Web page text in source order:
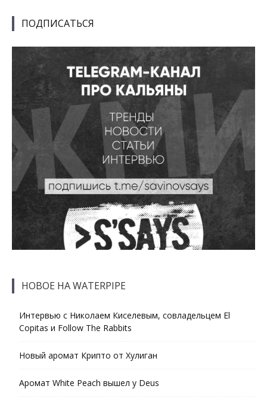
ПОДПИСАТЬСЯ
НОВОЕ НА WATERPIPE
Интервью с Николаем Киселевым, совладельцем El
Copitas и Follow The Rabbits
Новый аромат Крипто от Хулиган
Аромат White Peach вышел у Deus